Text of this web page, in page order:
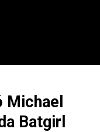
Michael
Batgirl